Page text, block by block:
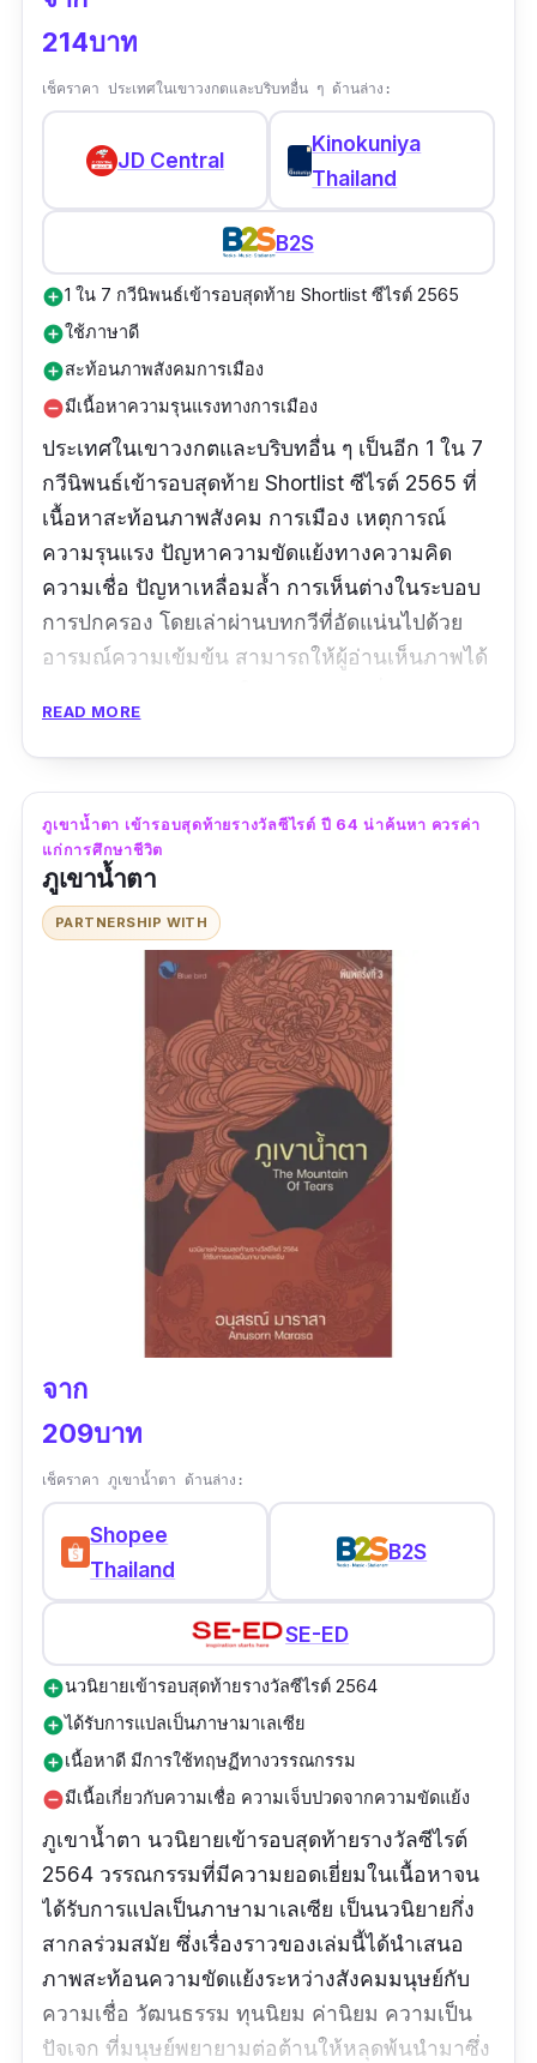
214บาท
เช็คราคา ประเทศในเขาวงกตและบริบทอื่น ๆ ด้านล่าง:
JD Central
Kinokuniya
Thailand
B2S
add_circle1 ใน 7 กวีนิพนธ์เข้ารอบสุดท้าย Shortlist ซีไรต์ 2565
add_circleใช้ภาษาดี
add_circleสะท้อนภาพสังคมการเมือง
remove_circleมีเนื้อหาความรุนแรงทางการเมือง
ประเทศในเขาวงกตและบริบทอื่น ๆ เป็นอีก 1 ใน 7
กวีนิพนธ์เข้ารอบสุดท้าย Shortlist ซีไรต์ 2565 ที่
เนื้อหาสะท้อนภาพสังคม การเมือง เหตุการณ์
ความรุนแรง ปัญหาความขัดแย้งทางความคิด
ความเชื่อ ปัญหาเหลื่อมล้ำ การเห็นต่างในระบอบ
การปกครอง โดยเล่าผ่านบทกวีที่อัดแน่นไปด้วย
อารมณ์ความเข้มข้น สามารถให้ผู้อ่านเห็นภาพได้
โอบอุ้มความหมายได้ดีของกวี ผู้ที่ชื่นชอบแนว
การเมืองแนะนำเลยค่ะ
ข้อมูลเฉพาะ
ประเภท :กวีนิพนธ์
ผู้แต่ง :ศิริวร แก้วกาญจน์
สำนักพิมพ์ :
สำนักพิมพ์ผจญภัย
216
ยังไม่พบรีวิว
READ MORE
ภูเขานํ้าตา เข้ารอบสุดท้ายรางวัลซีไรต์ ปี 64 น่าค้นหา ควรค่า
แก่การศึกษาชีวิต
ภูเขานํ้าตา
PARTNERSHIP WITH
จาก
209บาท
เช็คราคา ภูเขานํ้าตา ด้านล่าง:
Shopee
Thailand
B2S
SE-ED
add_circleนวนิยายเข้ารอบสุดท้ายรางวัลซีไรต์ 2564
add_circleได้รับการแปลเป็นภาษามาเลเซีย
add_circleเนื้อหาดี มีการใช้ทฤษฏีทางวรรณกรรม
remove_circleมีเนื้อเกี่ยวกับความเชื่อ ความเจ็บปวดจากความขัดแย้ง
ภูเขานํ้าตา นวนิยายเข้ารอบสุดท้ายรางวัลซีไรต์
2564 วรรณกรรมที่มีความยอดเยี่ยมในเนื้อหาจน
ได้รับการแปลเป็นภาษามาเลเซีย เป็นนวนิยายกึ่ง
สากลร่วมสมัย ซึ่งเรื่องราวของเล่มนี้ได้นำเสนอ
ภาพสะท้อนความขัดแย้งระหว่างสังคมมนุษย์กับ
ความเชื่อ วัฒนธรรม ทุนนิยม ค่านิยม ความเป็น
ปัจเจก ที่มนุษย์พยายามต่อต้านให้หลุดพ้นนำมาซึ่ง